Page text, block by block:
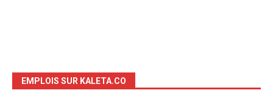
EMPLOIS SUR KALETA.CO